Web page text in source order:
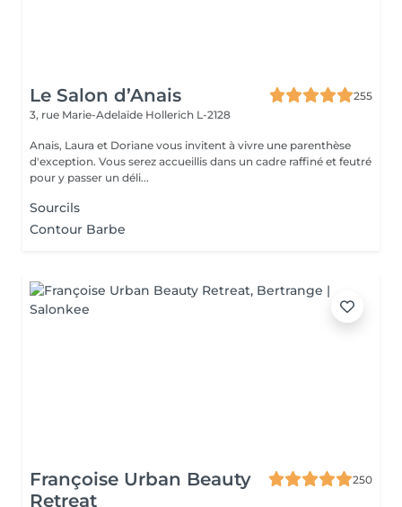
Le Salon d’Anais
255
3, rue Marie-Adelaïde Hollerich L-2128
Anais, Laura et Doriane vous invitent à vivre une parenthèse
d'exception. Vous serez accueillis dans un cadre raffiné et feutré
pour y passer un déli...
Sourcils
Contour Barbe
Françoise Urban Beauty
Retreat
250